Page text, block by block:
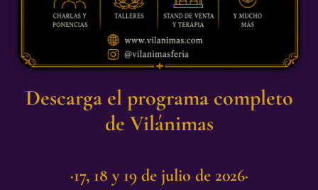
Descarga el programa completo
de Vilánimas
·17, 18 y 19 de julio de 2026·